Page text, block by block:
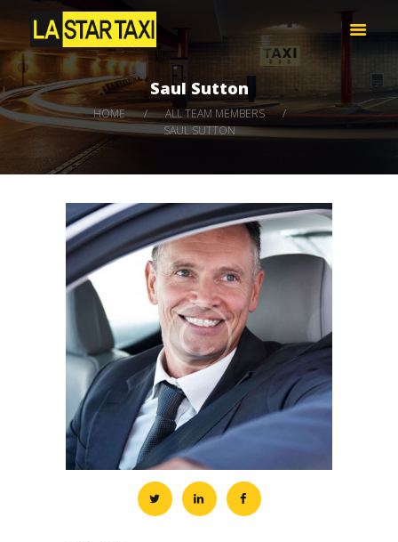
Saul Sutton
HOME
ALL TEAM MEMBERS
SAUL SUTTON
LA STAR TAXI -엘에이 스타 택시
엘에이 한인 택시 – 공항 픽업 -최저가
HOME
서비스
택시 예약
비용 문의하기
LOG IN